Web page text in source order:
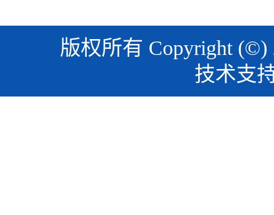
版权所有 Copyright
技术支